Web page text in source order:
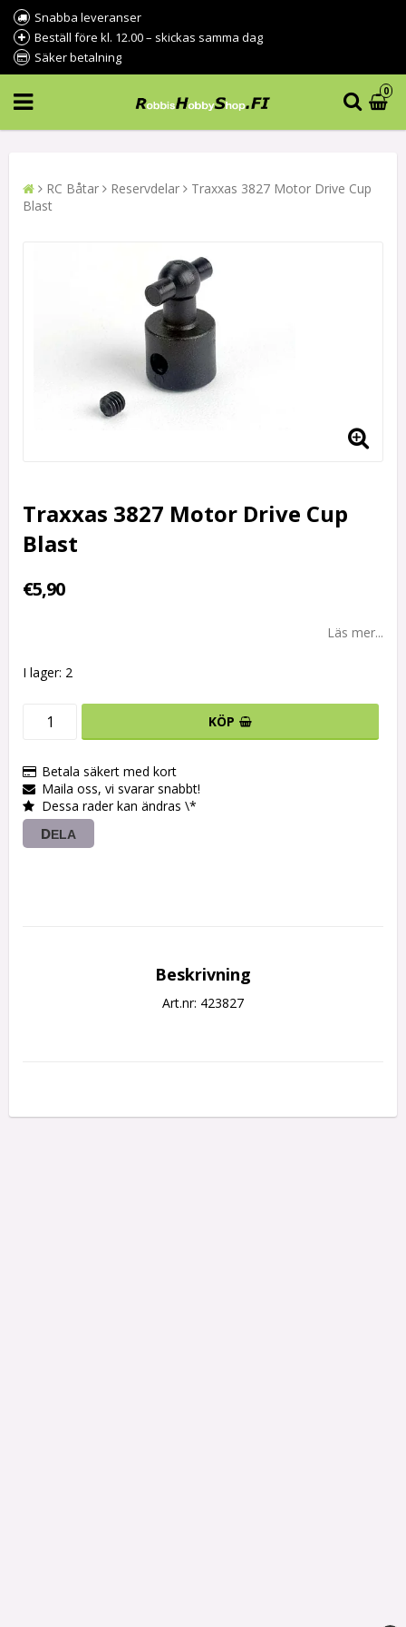
Snabba leveranser
Beställ före kl. 12.00 – skickas samma dag
Säker betalning
0
RC Båtar Reservdelar
Traxxas 3827 Motor Drive Cup
Blast
Traxxas 3827 Motor Drive Cup
Blast
€5,90
Läs mer...
I lager: 2
KÖP
Betala säkert med kort
Maila oss, vi svarar snabbt!
Dessa rader kan ändras \*
DELA
Beskrivning
Art.nr: 423827